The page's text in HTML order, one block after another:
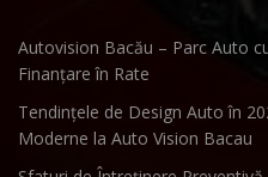
Autovision Bacău – Parc Auto
Finanțare în Rate
Tendințele de Design Auto în
Moderne la Auto Vision Bacau